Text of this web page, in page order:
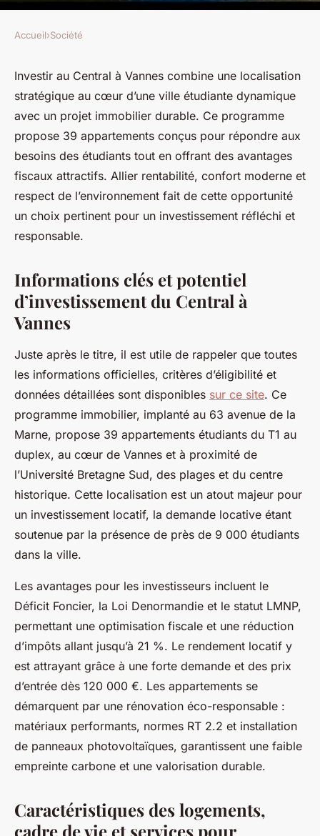
Investir au central à vannes :
une opportunité unique!
Océane•19 mai 2025•2 min de lecture
Accueil›Société
Investir au Central à Vannes combine une localisation
stratégique au cœur d’une ville étudiante dynamique
avec un projet immobilier durable. Ce programme
propose 39 appartements conçus pour répondre aux
besoins des étudiants tout en offrant des avantages
fiscaux attractifs. Allier rentabilité, confort moderne et
respect de l’environnement fait de cette opportunité
un choix pertinent pour un investissement réfléchi et
responsable.
Informations clés et potentiel
d’investissement du Central à
Vannes
Juste après le titre, il est utile de rappeler que toutes
les informations officielles, critères d’éligibilité et
données détaillées sont disponibles sur ce site. Ce
programme immobilier, implanté au 63 avenue de la
Marne, propose 39 appartements étudiants du T1 au
duplex, au cœur de Vannes et à proximité de
l’Université Bretagne Sud, des plages et du centre
historique. Cette localisation est un atout majeur pour
un investissement locatif, la demande locative étant
soutenue par la présence de près de 9 000 étudiants
dans la ville.
Les avantages pour les investisseurs incluent le
Déficit Foncier, la Loi Denormandie et le statut LMNP,
permettant une optimisation fiscale et une réduction
d’impôts allant jusqu’à 21 %. Le rendement locatif y
est attrayant grâce à une forte demande et des prix
d’entrée dès 120 000 €. Les appartements se
démarquent par une rénovation éco-responsable :
matériaux performants, normes RT 2.2 et installation
de panneaux photovoltaïques, garantissent une faible
empreinte carbone et une valorisation durable.
Caractéristiques des logements,
cadre de vie et services pour